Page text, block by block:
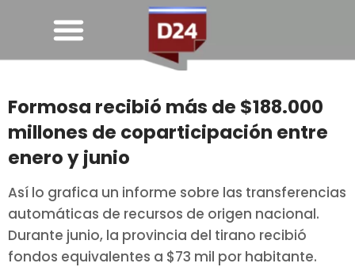
Formosa recibió más de $188.000
millones de coparticipación entre
enero y junio
Así lo grafica un informe sobre las transferencias
automáticas de recursos de origen nacional.
Durante junio, la provincia del tirano recibió
fondos equivalentes a $73 mil por habitante.